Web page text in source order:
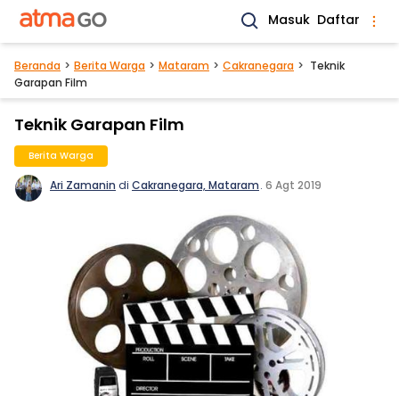
Masuk Daftar
Beranda Berita Warga Mataram Cakranegara
Teknik
Garapan Film
Teknik Garapan Film
Berita Warga
Ari Zamanin di Cakranegara, Mataram. 6 Agt 2019